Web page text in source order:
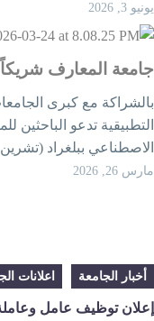
3, 2026
المعارف شريكاً
مع كبرى
تدعو الباحثين
ببلغراد (تشرين الثاني 2026). مشاركة
26, 2026
أخبار الجامعة اعلانات
توظيف عامل